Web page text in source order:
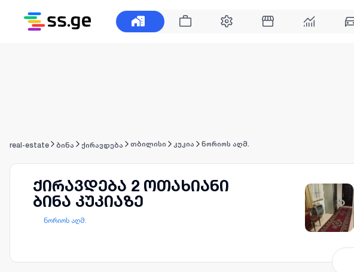
real-estate ბინა ქირავდება თბილისი კუკია ნორიოს აღმ.
ქირავდება 2 ოთახიანი
ბინა კუკიაზე
ნორიოს აღმ.